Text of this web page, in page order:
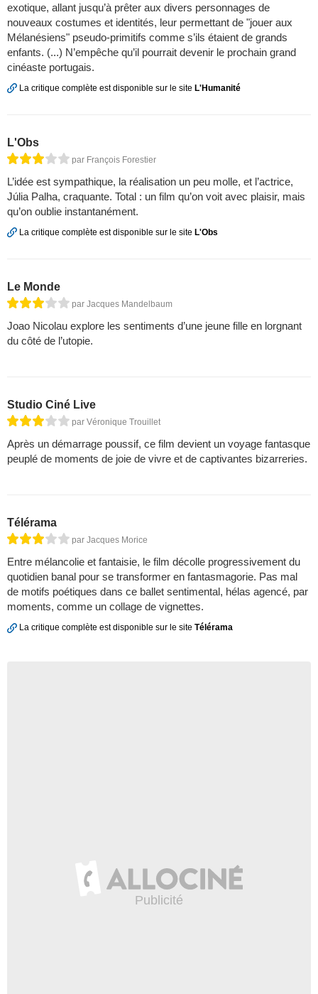
exotique, allant jusqu’à prêter aux divers personnages de
nouveaux costumes et identités, leur permettant de "jouer aux
Mélanésiens" pseudo-primitifs comme s’ils étaient de grands
enfants. (...) N’empêche qu’il pourrait devenir le prochain grand
cinéaste portugais.
La critique complète est disponible sur le site L'Humanité
L'Obs
par François Forestier
L’idée est sympathique, la réalisation un peu molle, et l’actrice,
Júlia Palha, craquante. Total : un film qu’on voit avec plaisir, mais
qu’on oublie instantanément.
La critique complète est disponible sur le site L'Obs
Le Monde
par Jacques Mandelbaum
Joao Nicolau explore les sentiments d’une jeune fille en lorgnant
du côté de l’utopie.
Studio Ciné Live
par Véronique Trouillet
Après un démarrage poussif, ce film devient un voyage fantasque
peuplé de moments de joie de vivre et de captivantes bizarreries.
Télérama
par Jacques Morice
Entre mélancolie et fantaisie, le film décolle progressivement du
quotidien banal pour se transformer en fantasmagorie. Pas mal
de motifs poétiques dans ce ballet sentimental, hélas agencé, par
moments, comme un collage de vignettes.
La critique complète est disponible sur le site Télérama